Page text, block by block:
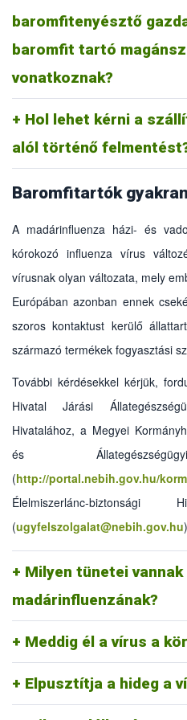
baromfitenyésztő
baromfit tartó
vonatkoznak?
A korlátozások minden házi-
piaca, versenye, illetve egyéb
megtartása is tilos.
Hol lehet kérni a
alól történő
Az illetékes Megyei
hatóságánál kell kérelmezni.
Baromfitartók
A madárinfluenza házi- és
kórokozó influenza vírus
vírusnak olyan változata, mely
Európában azonban ennek
szoros kontaktust kerülő
származó termékek fogyasztási
További kérdésekkel kérjük,
Hivatal Járási
Hivatalához, a Megyei
és
(http://portal.nebih.gov.hu/
Élelmiszerlánc-biztonsági
(ugyfelszolgalat@nebih.gov.hu
Milyen tünetei vannak
madárinfluenzának?
Vadmadarak sokszor
házimadarak esetében a
függenek a vírus megbetegítő
korától, meglévő
Kezdeti tünet lehet az
csökkenése és a viszonylag
követő (bágyadtság,
elhullási arány tapasztalható. A
tojástermelés vagy a
Meddig él a vírus a
Napokig, ürülékben hetekig.
Elpusztítja a hideg a
Nem, a vírus jól érzi magát
Legtöbbször az ürülékkel
takarmánnyal, cipőtalpon